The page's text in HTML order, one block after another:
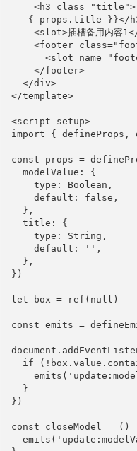
<h3
{ props.title }}</
<slot>插槽备用内容
<footer
<slot
    </footer>
  </div>
</template>
<script setup>
import {
const props =
  modelValue: {
    type: Boolean,
    default: false,
  },
  title: {
    type: String,
    default: '',
  },
})
let box = ref(null)
const emits =
if
  }
})
const closeModel = ()